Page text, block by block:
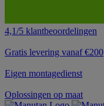
4,1/5 klantbeoordelingen
Gratis levering vanaf €200
Eigen montagedienst
Oplossingen op maat